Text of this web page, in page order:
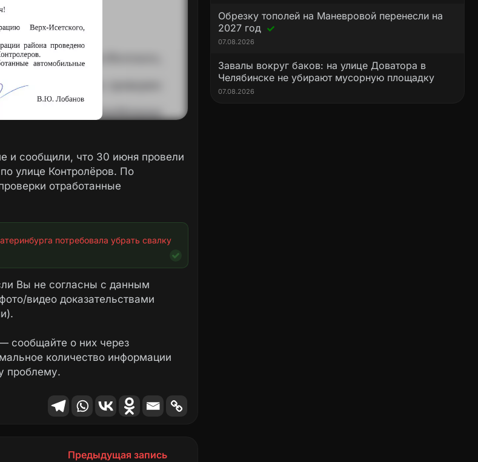
и сообщили, что 30 июня провели
улице Контролёров. По
отработанные
потребовала убрать свалку
Вы не согласны с данным
видео доказательствами
сообщайте о них через
количество информации
проблему.
Предыдущая запись
Обрезку тополей на Маневровой перенесли на
2027 год
07.08.2026
Завалы вокруг баков: на улице Доватора в
Челябинске не убирают мусорную площадку
07.08.2026